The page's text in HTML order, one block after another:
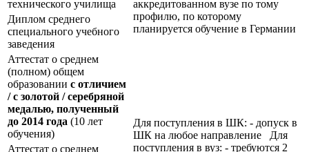
аккредитованном вузе по тому
профилю, по которому
планируется обучение в Германии
технического училища
Диплом среднего
специального учебного
заведения
Аттестат о среднем
(полном) общем
образовании с отличием
/ с золотой / серебряной
медалью, полученный
до 2014 года (10 лет
обучения)
Для поступления в ШК: - допуск в
ШК на любое направление Для
поступления в вуз: - требуются 2
Аттестат о среднем